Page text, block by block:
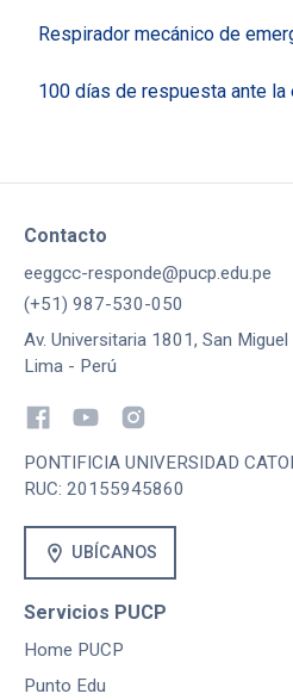
Respirador mecánico de
100 días de respuesta ante la
Contacto
eeggcc-responde@pucp.edu.pe
(+51) 987-530-050
Av. Universitaria 1801, San
Lima - Perú
PONTIFICIA UNIVERSIDAD
RUC: 20155945860
location_on UBÍCANOS
Servicios PUCP
Home PUCP
Punto Edu